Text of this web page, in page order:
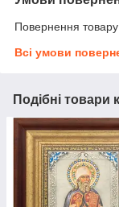
Повернення
Всі умови
Подібні товари